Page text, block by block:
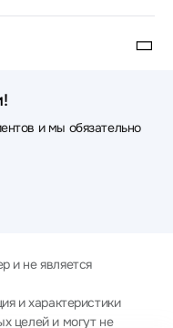
и мы обязательно
и не является
и характеристики
целей и могут не